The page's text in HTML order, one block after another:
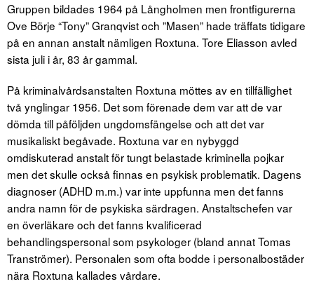
Gruppen bildades 1964 på Långholmen men frontfigurerna
Ove Börje “Tony” Granqvist och ”Masen” hade träffats tidigare
på en annan anstalt nämligen Roxtuna. Tore Eliasson avled
sista juli i år, 83 år gammal.
På kriminalvårdsanstalten Roxtuna möttes av en tillfällighet
två ynglingar 1956. Det som förenade dem var att de var
dömda till påföljden ungdomsfängelse och att det var
musikaliskt begåvade. Roxtuna var en nybyggd
omdiskuterad anstalt för tungt belastade kriminella pojkar
men det skulle också finnas en psykisk problematik. Dagens
diagnoser (ADHD m.m.) var inte uppfunna men det fanns
andra namn för de psykiska särdragen. Anstaltschefen var
en överläkare och det fanns kvalificerad
behandlingspersonal som psykologer (bland annat Tomas
Tranströmer). Personalen som ofta bodde i personalbostäder
nära Roxtuna kallades vårdare.